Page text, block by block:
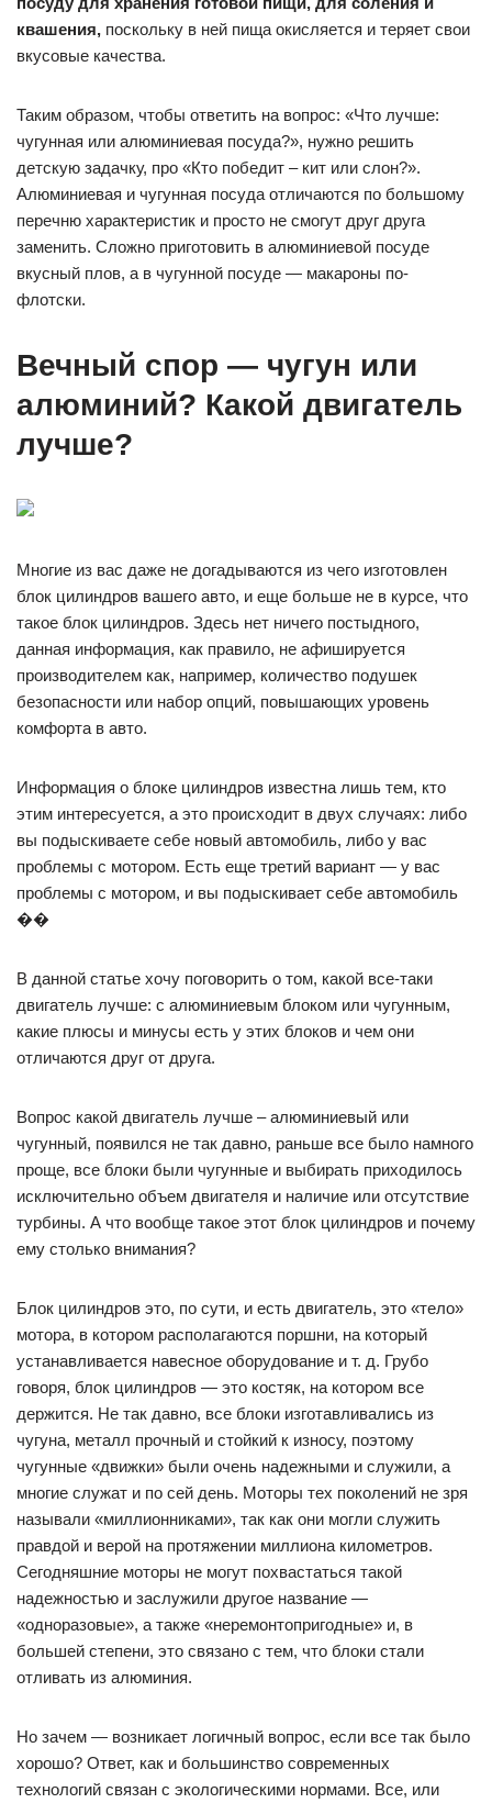
квашения, поскольку в ней пища окисляется и теряет свои
вкусовые качества.
Таким образом, чтобы ответить на вопрос: «Что лучше:
чугунная или алюминиевая посуда?», нужно решить
детскую задачку, про «Кто победит – кит или слон?».
Алюминиевая и чугунная посуда отличаются по большому
перечню характеристик и просто не смогут друг друга
заменить. Сложно приготовить в алюминиевой посуде
вкусный плов, а в чугунной посуде — макароны по-
флотски.
Вечный спор — чугун или
алюминий? Какой двигатель
лучше?
Многие из вас даже не догадываются из чего изготовлен
блок цилиндров вашего авто, и еще больше не в курсе, что
такое блок цилиндров. Здесь нет ничего постыдного,
данная информация, как правило, не афишируется
производителем как, например, количество подушек
безопасности или набор опций, повышающих уровень
комфорта в авто.
Информация о блоке цилиндров известна лишь тем, кто
этим интересуется, а это происходит в двух случаях: либо
вы подыскиваете себе новый автомобиль, либо у вас
проблемы с мотором. Есть еще третий вариант — у вас
проблемы с мотором, и вы подыскивает себе автомобиль
��
В данной статье хочу поговорить о том, какой все-таки
двигатель лучше: с алюминиевым блоком или чугунным,
какие плюсы и минусы есть у этих блоков и чем они
отличаются друг от друга.
Вопрос какой двигатель лучше – алюминиевый или
чугунный, появился не так давно, раньше все было намного
проще, все блоки были чугунные и выбирать приходилось
исключительно объем двигателя и наличие или отсутствие
турбины. А что вообще такое этот блок цилиндров и почему
ему столько внимания?
Блок цилиндров это, по сути, и есть двигатель, это «тело»
мотора, в котором располагаются поршни, на который
устанавливается навесное оборудование и т. д. Грубо
говоря, блок цилиндров — это костяк, на котором все
держится. Не так давно, все блоки изготавливались из
чугуна, металл прочный и стойкий к износу, поэтому
чугунные «движки» были очень надежными и служили, а
многие служат и по сей день. Моторы тех поколений не зря
называли «миллионниками», так как они могли служить
правдой и верой на протяжении миллиона километров.
Сегодняшние моторы не могут похвастаться такой
надежностью и заслужили другое название —
«одноразовые», а также «неремонтопригодные» и, в
большей степени, это связано с тем, что блоки стали
отливать из алюминия.
Но зачем — возникает логичный вопрос, если все так было
хорошо? Ответ, как и большинство современных
технологий связан с экологическими нормами. Все, или